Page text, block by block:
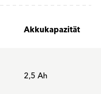
Akkukapazität
2,5 Ah